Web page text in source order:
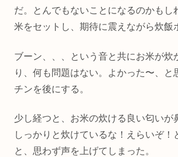
だ。とんでもないことになるのかもし
米をセットし、期待に震えながら炊飯
ブーン、、、という音と共にお米が炊
り、何も問題はない。よかった〜、と
チンを後にする。
少し経つと、お米の炊ける良い匂いが
しっかりと炊けているな！えらいぞ！
と、思わず声を上げてしまった。